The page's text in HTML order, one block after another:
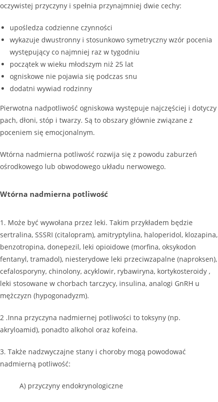
oczywistej przyczyny i spełnia przynajmniej dwie cechy:
upośledza codzienne czynności
wykazuje dwustronny i stosunkowo symetryczny wzór pocenia
występujący co najmniej raz w tygodniu
początek w wieku młodszym niż 25 lat
ogniskowe nie pojawia się podczas snu
dodatni wywiad rodzinny
Pierwotna nadpotliwość ogniskowa występuje najczęściej i dotyczy
pach, dłoni, stóp i twarzy. Są to obszary głównie związane z
poceniem się emocjonalnym.
Wtórna nadmierna potliwość rozwija się z powodu zaburzeń
ośrodkowego lub obwodowego układu nerwowego.
Wtórna nadmierna potliwość
1. Może być wywołana przez leki. Takim przykładem będzie
sertralina, SSSRI (citalopram), amitryptylina, haloperidol, klozapina,
benzotropina, donepezil, leki opioidowe (morfina, oksykodon
fentanyl, tramadol), niesterydowe leki przeciwzapalne (naproksen),
cefalosporyny, chinolony, acyklowir, rybawiryna, kortykosteroidy ,
leki stosowane w chorbach tarczycy, insulina, analogi GnRH u
mężczyzn (hypogonadyzm).
2 .Inna przyczyna nadmiernej potliwości to toksyny (np.
akryloamid), ponadto alkohol oraz kofeina.
3. Także nadzwyczajne stany i choroby mogą powodować
nadmierną potliwość:
A) przyczyny endokrynologiczne